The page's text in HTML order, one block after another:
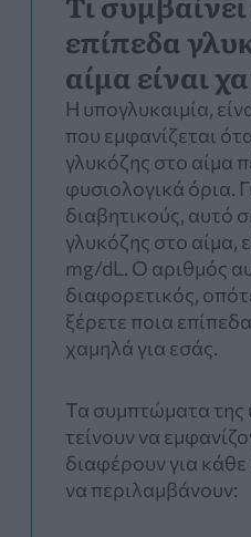
επίπεδα
αίμα είναι
Η υπογλυκαιμία,
που εμφανίζεται
γλυκόζης στο αίμα
φυσιολογικά όρια.
διαβητικούς, αυτό
γλυκόζης στο αίμα,
mg/dL. Ο αριθμός
διαφορετικός,
ξέρετε ποια
χαμηλά για εσάς.
Τα συμπτώματα της
τείνουν να
διαφέρουν για
να περιλαμβάνουν: